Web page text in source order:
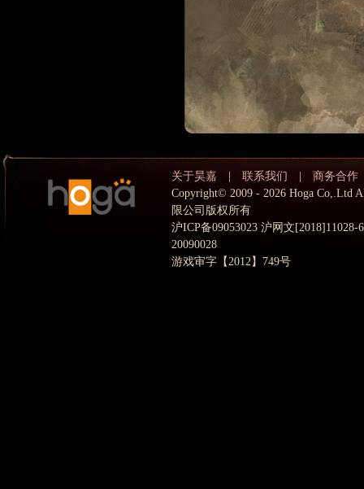
关于昊嘉 | 联系我们 | 商务合作
Copyright© 2009 - 2026 Hoga Co,.Ltd
限公司版权所有
沪ICP备09053023 沪网文
20090028
游戏审字【2012】749号